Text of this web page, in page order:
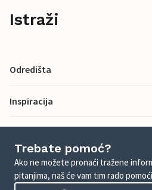
Istraži
Odredišta
Inspiracija
Trebate pomoć?
Ako ne možete pronaći tražene
pitanjima, naš će vam tim rado